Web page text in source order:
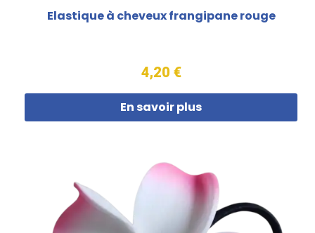
Elastique à cheveux frangipane rouge
4,20 €
En savoir plus